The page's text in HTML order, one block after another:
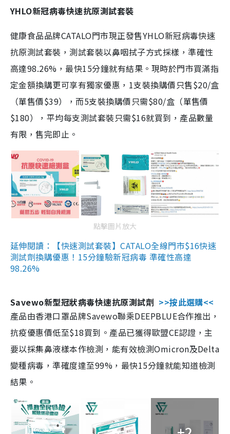
YHLO新冠病毒快速抗原測試套裝
健康食品品牌CATALO門市現正發售YHLO新冠病毒快速
抗原測試套裝，測試套裝以鼻咽拭子方式採樣，準確性
高達98.26%，最快15分鐘就有結果。現時於門市買滿指
定金額換購更可享有獨家優惠，1支裝換購價只售$20/盒
（單售價$39），而5支裝換購價只需$80/盒（單售價
$180），平均每支測試套裝只需$16就買到，產品數量
有限，售完即止。
點擊圖片放大
延伸閱讀：【快速測試套裝】CATALO全線門市$16快速
測試劑換購優惠！15分鐘驗新冠病毒 準確性高達
98.26%
Savewo新型冠狀病毒快速抗原測試劑 >>按此選購<<
產品由香港口罩品牌Savewo聯乘DEEPBLUE合作推出，
抗疫優惠價低至$18買到。產品已獲得歐盟CE認證，主
要以採集鼻液樣本作檢測，能有效檢測Omicron及Delta
變種病毒，準確度達至99%，最快15分鐘就能知道檢測
結果。